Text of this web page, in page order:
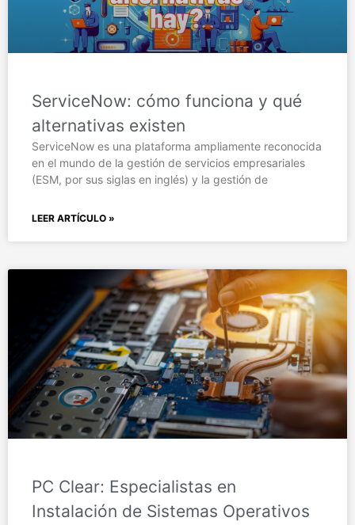
ServiceNow: cómo funciona y qué
alternativas existen
ServiceNow es una plataforma ampliamente reconocida
en el mundo de la gestión de servicios empresariales
(ESM, por sus siglas en inglés) y la gestión de
LEER ARTÍCULO »
PC Clear: Especialistas en
Instalación de Sistemas Operativos